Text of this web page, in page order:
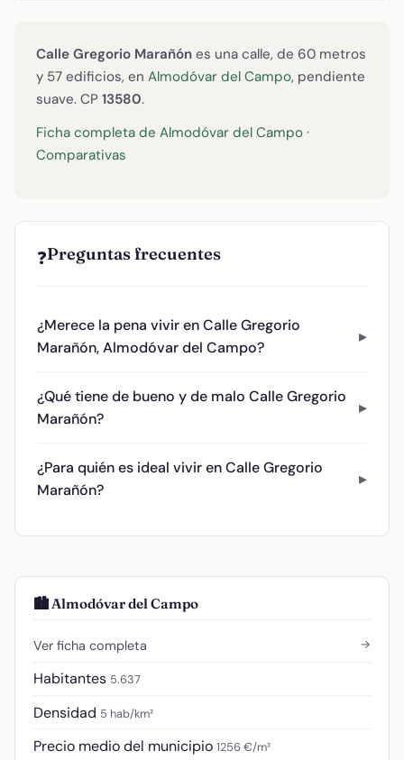
Calle Gregorio Marañón es una calle, de 60 metros
y 57 edificios, en Almodóvar del Campo, pendiente
suave. CP 13580.
Ficha completa de Almodóvar del Campo ·
Comparativas
❓Preguntas frecuentes
¿Merece la pena vivir en Calle Gregorio
Marañón, Almodóvar del Campo?
¿Qué tiene de bueno y de malo Calle Gregorio
Marañón?
¿Para quién es ideal vivir en Calle Gregorio
Marañón?
🏙️ Almodóvar del Campo
Ver ficha completa →
Habitantes 5.637
Densidad 5 hab/km²
Precio medio del municipio 1256 €/m²